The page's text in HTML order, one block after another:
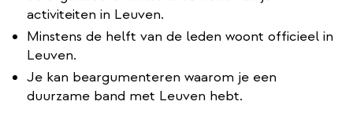
activiteiten in Leuven.
Minstens de helft van de leden woont officieel in
Leuven.
Je kan beargumenteren waarom je een
duurzame band met Leuven hebt.